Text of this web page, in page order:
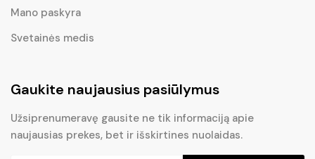
Mano paskyra
Svetainės medis
Gaukite naujausius pasiūlymus
Užsiprenumeravę gausite ne tik informaciją apie
naujausias prekes, bet ir išskirtines nuolaidas.